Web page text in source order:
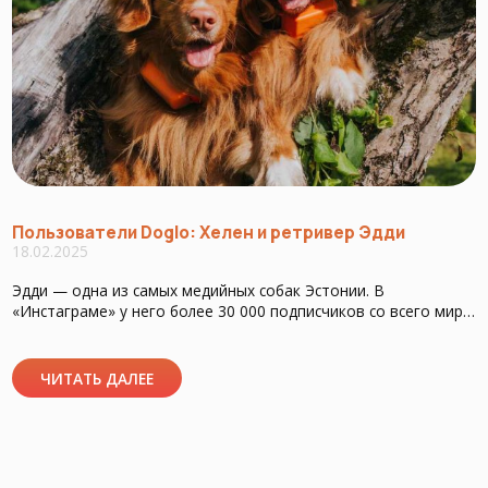
Пользователи Doglo: Хелен и ретривер Эдди
18.02.2025
Эдди — одна из самых медийных собак Эстонии. В
«Инстаграме» у него более 30 000 подписчиков со всего мира.
ЧИТАТЬ ДАЛЕЕ